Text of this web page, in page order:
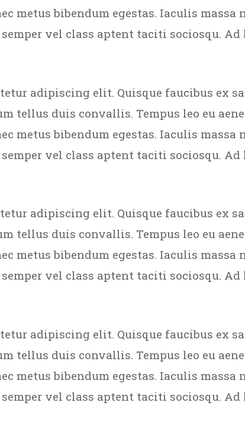
metus bibendum egestas. Iaculis massa
vel class aptent taciti sociosqu.
adipiscing elit. Quisque faucibus ex
tellus duis convallis. Tempus leo eu
metus bibendum egestas. Iaculis massa
vel class aptent taciti sociosqu.
adipiscing elit. Quisque faucibus ex
tellus duis convallis. Tempus leo eu
metus bibendum egestas. Iaculis massa
vel class aptent taciti sociosqu.
adipiscing elit. Quisque faucibus ex
tellus duis convallis. Tempus leo eu
metus bibendum egestas. Iaculis massa
vel class aptent taciti sociosqu.